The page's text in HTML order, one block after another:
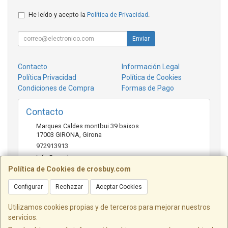
Política de Cookies de crosbuy.com
Configurar Rechazar Aceptar Cookies
Utilizamos cookies propias y de terceros para mejorar nuestros
servicios.
He leído y acepto la Política de Privacidad
Enviar
Contacto
Información Legal
Política Privacidad
Política de Cookies
Condiciones de Compra
Formas de Pago
Contacto
Marques Caldes montbui 39 baixos
17003 GIRONA Girona
972913913
info@crosbuy.com
Horario
de 10:00 a 13:30 y de 16:30 a 20:00